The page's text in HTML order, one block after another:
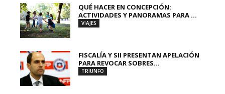
QUÉ HACER EN CONCEPCIÓN:
ACTIVIDADES Y PANORAMAS PARA ...
VIAJES
FISCALÍA Y SII PRESENTAN APELACIÓN
PARA REVOCAR SOBRES...
TRIUNFO